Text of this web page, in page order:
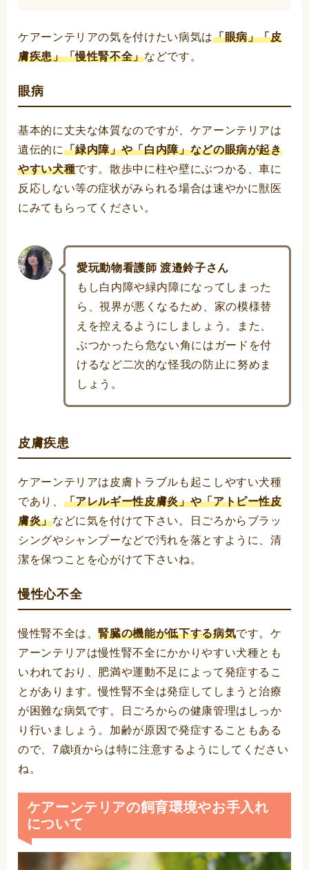
ケアーンテリアの気を付けたい病気は「眼病」「皮
膚疾患」「慢性腎不全」などです。
眼病
基本的に丈夫な体質なのですが、ケアーンテリアは
遺伝的に「緑内障」や「白内障」などの眼病が起き
やすい犬種です。散歩中に柱や壁にぶつかる、車に
反応しない等の症状がみられる場合は速やかに獣医
にみてもらってください。
愛玩動物看護師 渡邉鈴子さん
もし白内障や緑内障になってしまった
ら、視界が悪くなるため、家の模様替
えを控えるようにしましょう。また、
ぶつかったら危ない角にはガードを付
けるなど二次的な怪我の防止に努めま
しょう。
皮膚疾患
ケアーンテリアは皮膚トラブルも起こしやすい犬種
であり、 「アレルギー性皮膚炎」や「アトピー性皮
膚炎」などに気を付けて下さい。日ごろからブラッ
シングやシャンプーなどで汚れを落とすように、清
潔を保つことを心がけて下さいね。
慢性心不全
慢性腎不全は、腎臓の機能が低下する病気です。ケ
アーンテリアは慢性腎不全にかかりやすい犬種とも
いわれており、肥満や運動不足によって発症するこ
とがあります。慢性腎不全は発症してしまうと治療
が困難な病気です。日ごろからの健康管理はしっか
り行いましょう。加齢が原因で発症することもある
ので、7歳頃からは特に注意するようにしてください
ね。
ケアーンテリアの飼育環境やお手入れ
について